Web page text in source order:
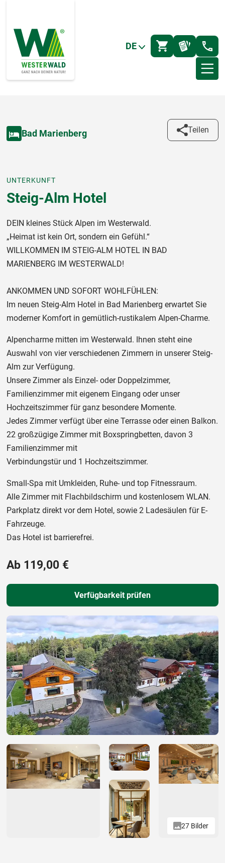
DE
Bad Marienberg Teilen
UNTERKUNFT
Steig-Alm Hotel
DEIN kleines Stück Alpen im Westerwald.
„Heimat ist kein Ort, sondern ein Gefühl.“
WILLKOMMEN IM STEIG-ALM HOTEL IN BAD
MARIENBERG IM WESTERWALD!
ANKOMMEN UND SOFORT WOHLFÜHLEN:
Im neuen Steig-Alm Hotel in Bad Marienberg erwartet Sie
moderner Komfort in gemütlich-rustikalem Alpen-Charme.
Alpencharme mitten im Westerwald. Ihnen steht eine
Auswahl von vier verschiedenen Zimmern in unserer Steig-
Alm zur Verfügung.
Unsere Zimmer als Einzel- oder Doppelzimmer,
Familienzimmer mit eigenem Eingang oder unser
Hochzeitszimmer für ganz besondere Momente.
Jedes Zimmer verfügt über eine Terrasse oder einen Balkon.
22 großzügige Zimmer mit Boxspringbetten, davon 3
Familienzimmer mit
Verbindungstür und 1 Hochzeitszimmer.
Small-Spa mit Umkleiden, Ruhe- und top Fitnessraum.
Alle Zimmer mit Flachbildschirm und kostenlosem WLAN.
Parkplatz direkt vor dem Hotel, sowie 2 Ladesäulen für E-
Fahrzeuge.
Das Hotel ist barrierefrei.
Ab 119,00 €
Verfügbarkeit prüfen
27 Bilder